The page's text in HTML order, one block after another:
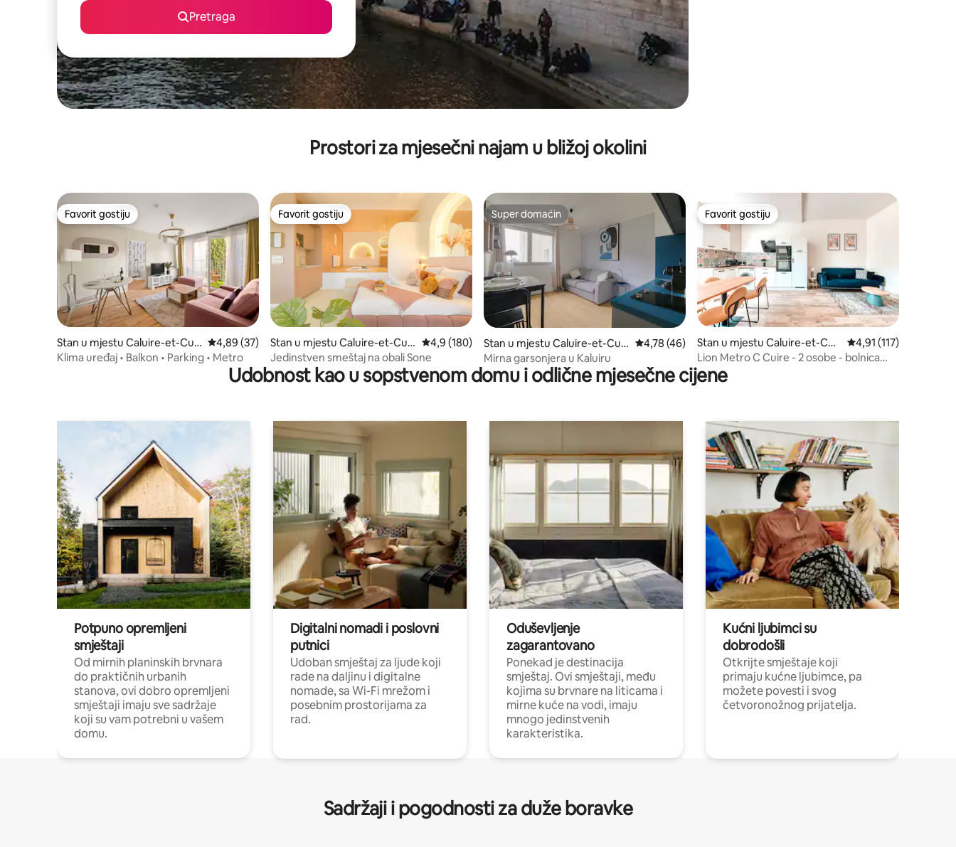
Pretraga
Prostori za mjesečni najam u bližoj okolini
Favorit gostiju
Favorit gostiju
Stan u mjestu Caluire-et-Cuir
e
prosječna ocjena 4,89 od 5, recenzija: 37
4,89 (37)
Klima uređaj • Balkon • Parking • Metro
Favorit gostiju
Favorit gostiju
Stan u mjestu Caluire-et-Cuir
e
prosječna ocjena 4,9 od 5, recenzija: 180
4,9 (180)
Jedinstven smeštaj na obali Sone
Super domaćin
Super domaćin
Stan u mjestu Caluire-et-Cuir
e
prosječna ocjena 4,78 od 5, recenzija: 46
4,78 (46)
Mirna garsonjera u Kaluiru
Favorit gostiju
Favorit gostiju
Stan u mjestu Caluire-et-Cuir
e
prosječna ocjena 4,91
4,91 (117)
Lion Metro C Cuire - 2 osobe - bolnica
Croix Rousse
Udobnost kao u sopstvenom domu i odlične mjesečne cijene
Potpuno opremljeni
smještaji
Od mirnih planinskih brvnara
do praktičnih urbanih
stanova, ovi dobro opremljeni
smještaji imaju sve sadržaje
koji su vam potrebni u vašem
domu.
Digitalni nomadi i poslovni
putnici
Udoban smještaj za ljude koji
rade na daljinu i digitalne
nomade, sa Wi-Fi mrežom i
posebnim prostorijama za
rad.
Oduševljenje
zagarantovano
Ponekad je destinacija
smještaj. Ovi smještaji, među
kojima su brvnare na liticama i
mirne kuće na vodi, imaju
mnogo jedinstvenih
karakteristika.
Kućni ljubimci su
dobrodošli
Otkrijte smještaje koji
primaju kućne ljubimce, pa
možete povesti i svog
četvoronožnog prijatelja.
Sadržaji i pogodnosti za duže boravke